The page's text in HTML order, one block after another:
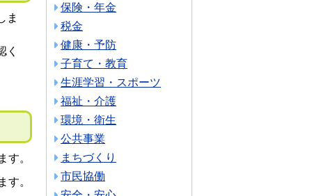
ま
く
。
。
保険・年金
税金
健康・予防
子育て・教育
生涯学習・スポーツ
福祉・介護
環境・衛生
公共事業
まちづくり
市民協働